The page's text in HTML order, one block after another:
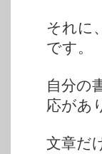
それに
です。
自分の
応があ
文章だ